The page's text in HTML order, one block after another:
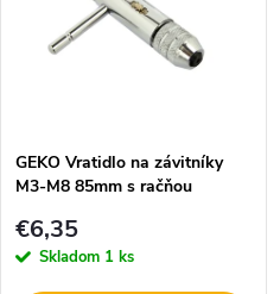
e
p
s
p
r
GEKO Vratidlo na závitníky
M3-M8 85mm s račňou
€6,35
Skladom 1 ks